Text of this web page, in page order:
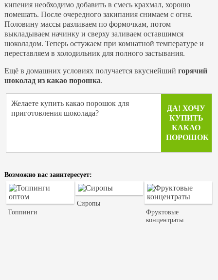
кипения необходимо добавить в смесь крахмал, хорошо
помешать. После очередного закипания снимаем с огня.
Половину массы разливаем по формочкам, потом
выкладываем начинку и сверху заливаем оставшимся
шоколадом. Теперь остужаем при комнатной температуре и
переставляем в холодильник для полного застывания.
Ещё в домашних условиях получается вкуснейший горячий
шоколад из какао порошка.
Желаете купить какао порошок для
приготовления шоколада?
ДА! ХОЧУ
КУПИТЬ
КАКАО
ПОРОШОК
Возможно вас заинтересует:
Топпинги
Сиропы
Фруктовые
концентраты